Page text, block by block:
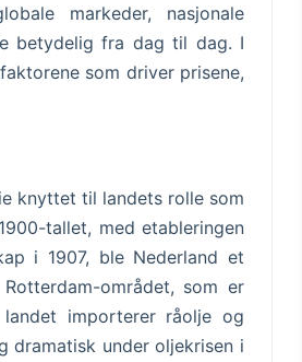
markeder, nasjonale
betydelig fra dag til dag. I
som driver prisene,
knyttet til landets rolle som
tallet, med etableringen
i 1907, ble Nederland et
området, som er
importerer råolje og
dramatisk under oljekrisen i